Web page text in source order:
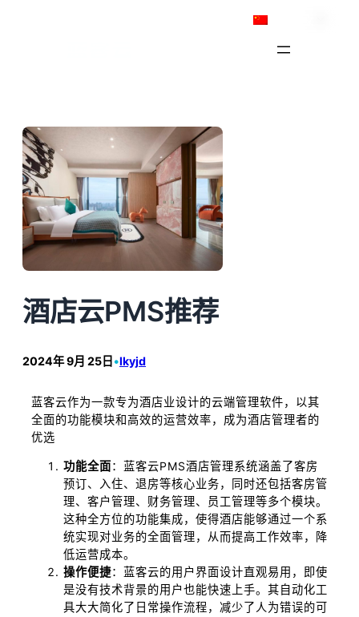
酒店云PMS推荐
2024年 9月 25日 •lkyjd
蓝客云作为一款专为酒店业设计的云端管理软件，以其
全面的功能模块和高效的运营效率，成为酒店管理者的
优选
功能全面：蓝客云PMS酒店管理系统涵盖了客房
预订、入住、退房等核心业务，同时还包括客房管
理、客户管理、财务管理、员工管理等多个模块。
这种全方位的功能集成，使得酒店能够通过一个系
统实现对业务的全面管理，从而提高工作效率，降
低运营成本。
操作便捷：蓝客云的用户界面设计直观易用，即使
是没有技术背景的用户也能快速上手。其自动化工
具大大简化了日常操作流程，减少了人为错误的可